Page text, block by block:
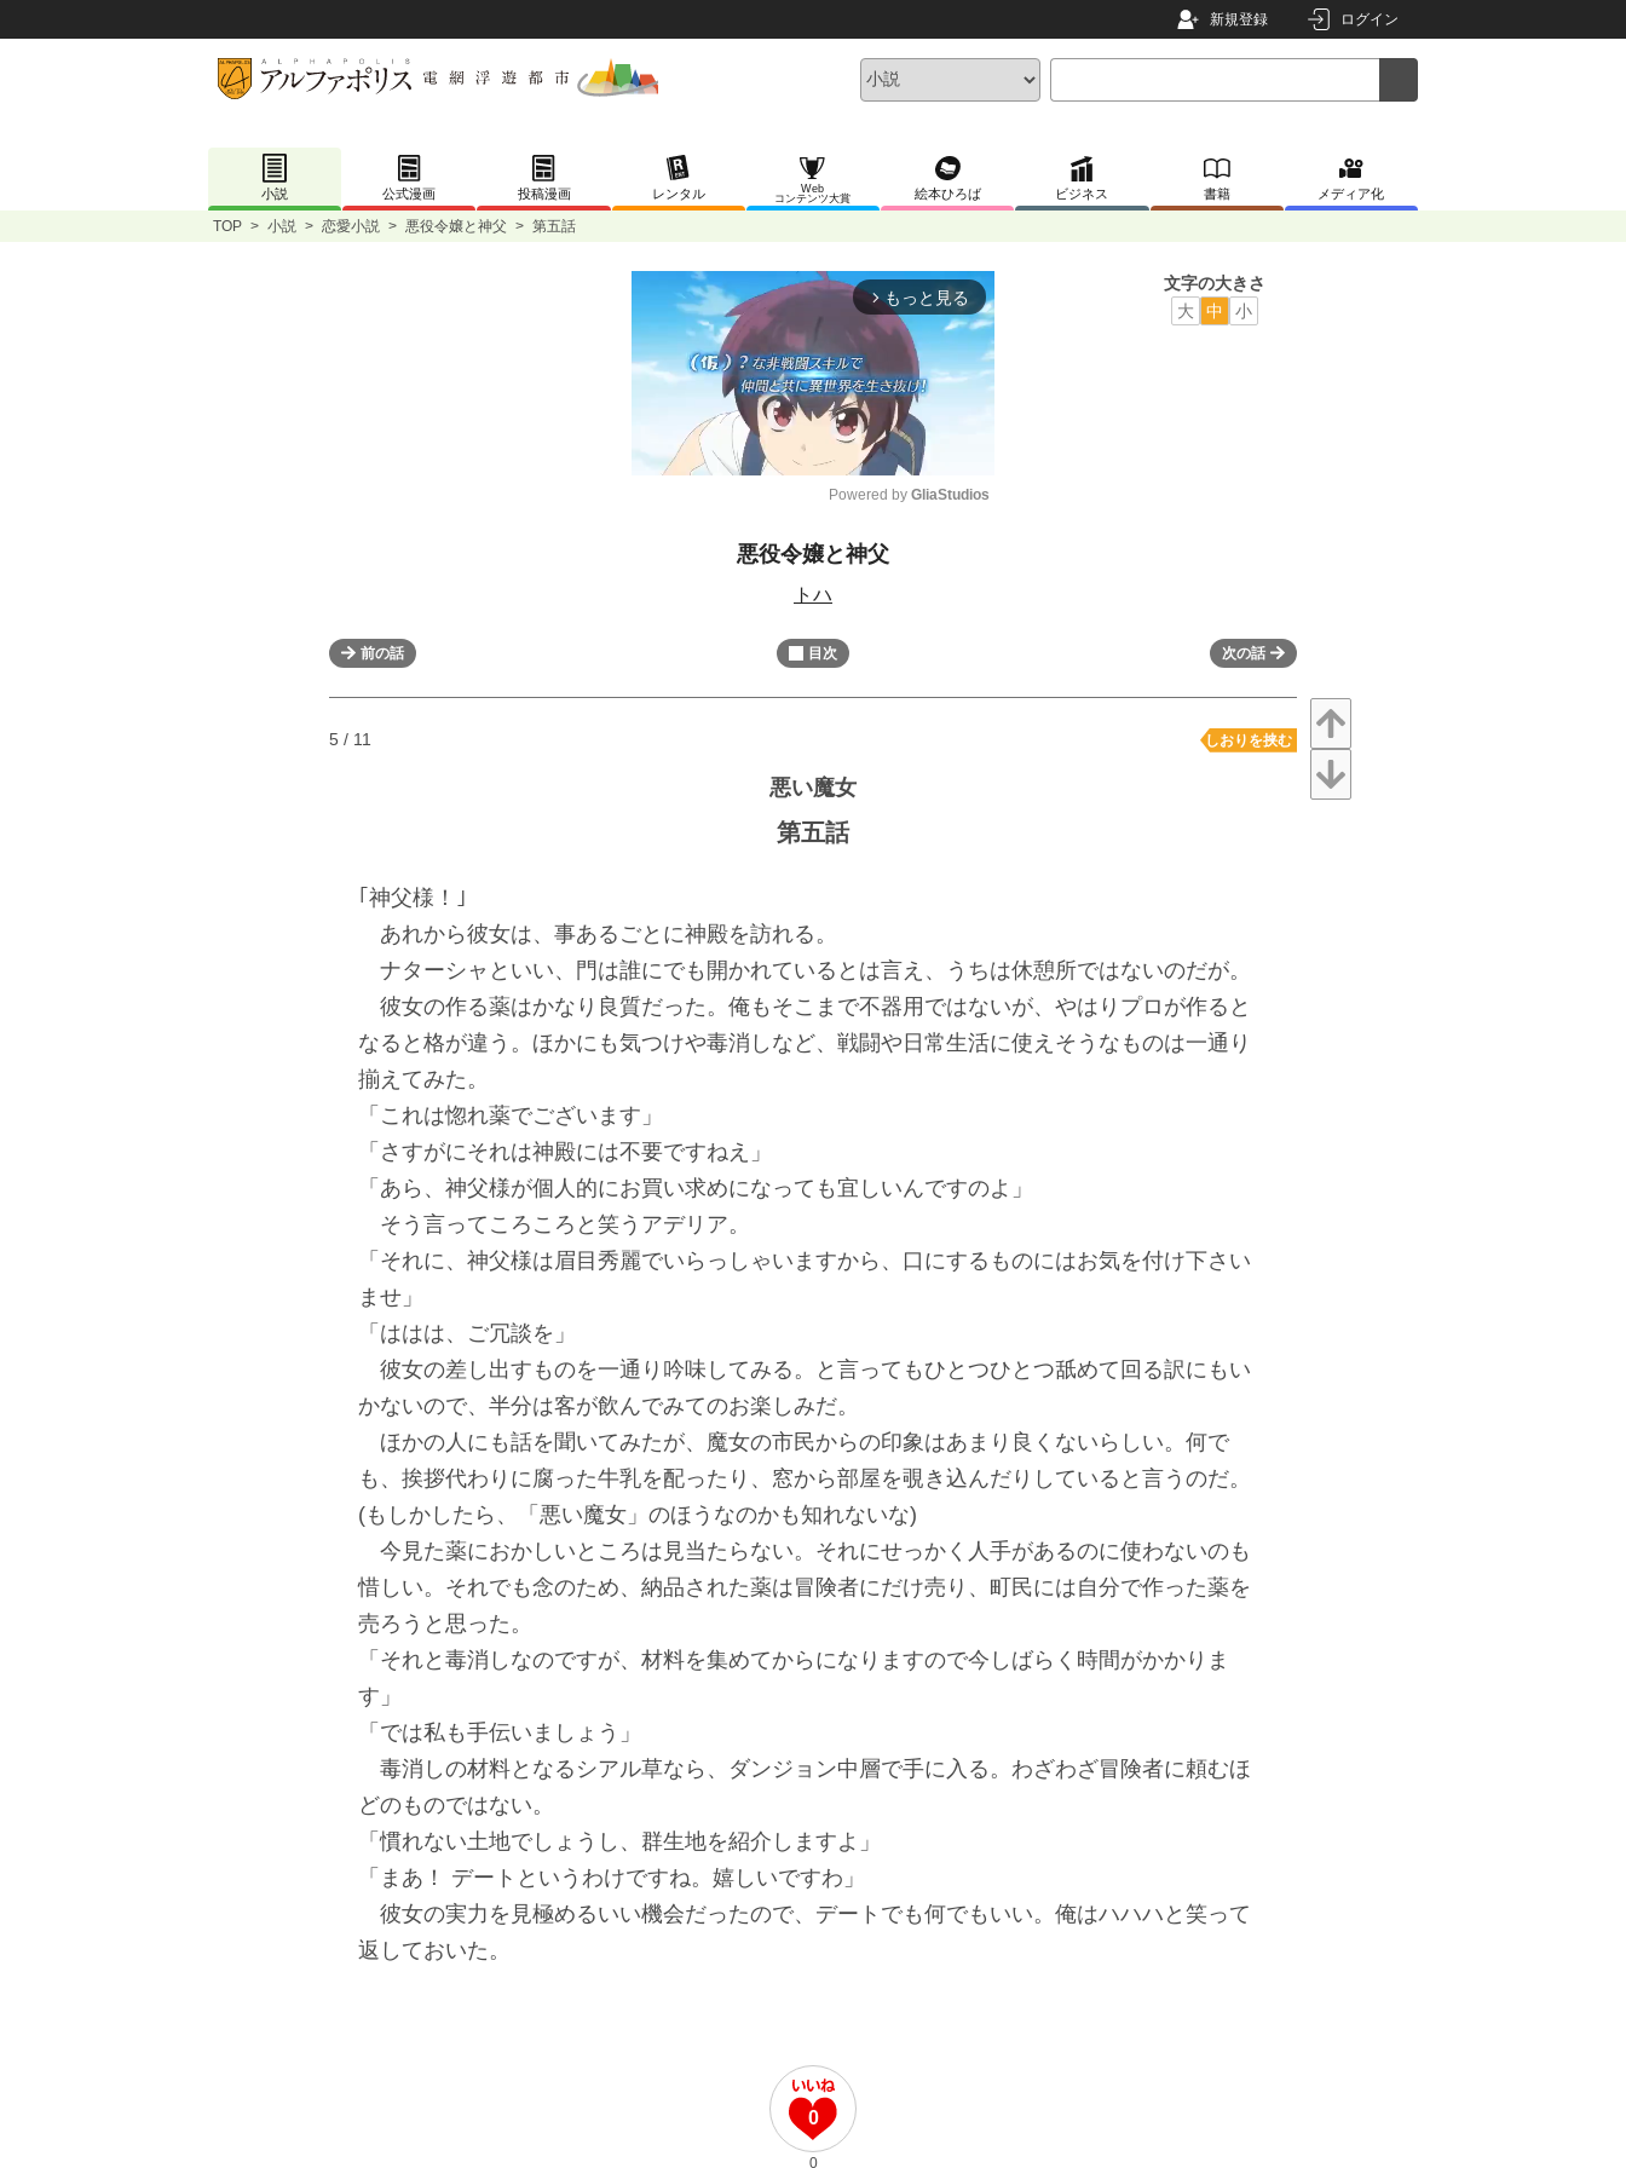
新規登録 ログイン
小説 公式漫画 投稿漫画 レンタル
Web
コンテンツ大賞
絵本ひろば ビジネス 書籍 メディア化
TOP > 小説 > 恋愛小説 > 悪役令嬢と神父 > 第五話
arrow_forward_ios もっと見る
Powered by GliaStudios
悪役令嬢と神父
トハ
文字の大きさ
大
中 小
前の話 目次 次の話
5 / 11 しおりを挟む
悪い魔女
第五話
｢神父様！｣
あれから彼女は、事あるごとに神殿を訪れる。
ナターシャといい、門は誰にでも開かれているとは言え、うちは休憩所ではないのだが。
彼女の作る薬はかなり良質だった。俺もそこまで不器用ではないが、やはりプロが作ると
なると格が違う。ほかにも気つけや毒消しなど、戦闘や日常生活に使えそうなものは一通り
揃えてみた。
「これは惚れ薬でございます」
「さすがにそれは神殿には不要ですねえ」
「あら、神父様が個人的にお買い求めになっても宜しいんですのよ」
そう言ってころころと笑うアデリア。
「それに、神父様は眉目秀麗でいらっしゃいますから、口にするものにはお気を付け下さい
ませ」
「ははは、ご冗談を」
彼女の差し出すものを一通り吟味してみる。と言ってもひとつひとつ舐めて回る訳にもい
かないので、半分は客が飲んでみてのお楽しみだ。
ほかの人にも話を聞いてみたが、魔女の市民からの印象はあまり良くないらしい。何で
も、挨拶代わりに腐った牛乳を配ったり、窓から部屋を覗き込んだりしていると言うのだ。
(もしかしたら、「悪い魔女」のほうなのかも知れないな)
今見た薬におかしいところは見当たらない。それにせっかく人手があるのに使わないのも
惜しい。それでも念のため、納品された薬は冒険者にだけ売り、町民には自分で作った薬を
売ろうと思った。
「それと毒消しなのですが、材料を集めてからになりますので今しばらく時間がかかりま
す」
「では私も手伝いましょう」
毒消しの材料となるシアル草なら、ダンジョン中層で手に入る。わざわざ冒険者に頼むほ
どのものではない。
「慣れない土地でしょうし、群生地を紹介しますよ」
「まあ！ デートというわけですね。嬉しいですわ」
彼女の実力を見極めるいい機会だったので、デートでも何でもいい。俺はハハハと笑って
返しておいた。
0
0